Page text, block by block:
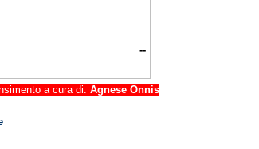
--
a cura di: Agnese Onnis
stradari in rete